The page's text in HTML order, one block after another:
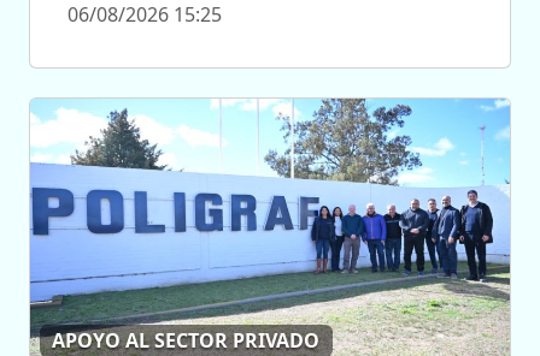
06/08/2026 15:25
APOYO AL SECTOR PRIVADO